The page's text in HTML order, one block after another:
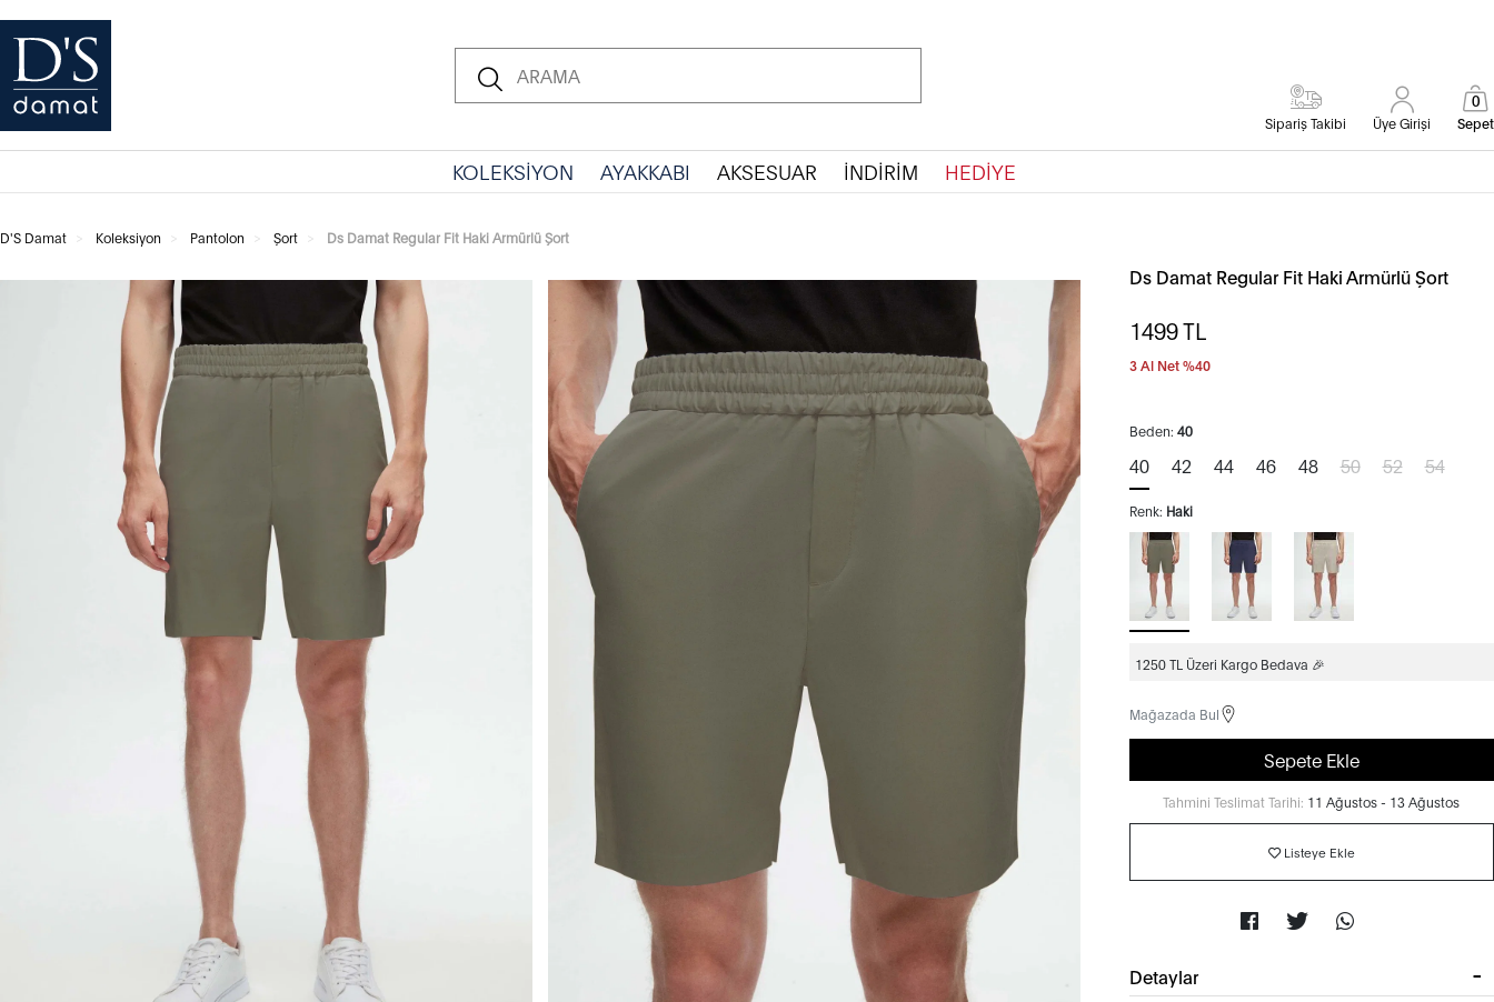
Sipariş Takibi Üye Girişi Sepet
0
KOLEKSİYON AYAKKABI AKSESUAR İNDİRİM HEDİYE
D'S Damat Koleksiyon Pantolon Şort Ds Damat Regular Fit Haki Armürlü Şort
Ds Damat Regular Fit Haki Armürlü Şort
1499TL
3 Al Net %40
Beden: 40
40 42 44 46 48 50 52 54
Renk: Haki
1250 TL Üzeri Kargo Bedava 🎉
Mağazada Bul
Sepete Ekle
Tahmini Teslimat Tarihi: 11 Ağustos - 13 Ağustos
Listeye Ekle
Detaylar